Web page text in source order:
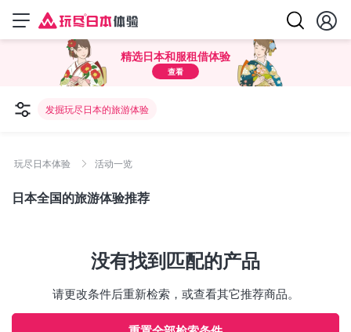
精选日本和服租借体验
查看
发掘玩尽日本的旅游体验
玩尽日本体验 活动一览
日本全国的旅游体验推荐
没有找到匹配的产品
请更改条件后重新检索，或查看其它推荐商品。